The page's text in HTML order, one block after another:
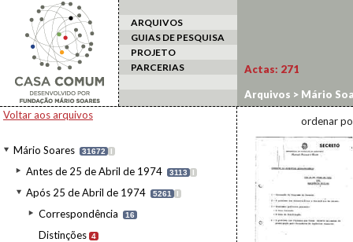
ARQUIVOS
GUIAS DE PESQUISA
PROJETO
PARCERIAS
Voltar aos arquivos
Mário Soares 31672 I
Antes de 25 de Abril de 1974 3113 I
Após 25 de Abril de 1974 5261 I
Correspondência 16
Distinções 4
Actas: 271
Arquivos > Mário
ordenar